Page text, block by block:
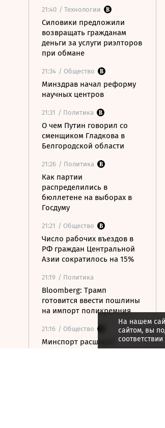
21:40 / Технологии
Силовики предложили
возвращать гражданам
деньги за услуги риэлторов
при обмане
21:34 / Общество
Минздрав начал реформу
научных центров
21:31 / Политика
О чем Путин говорил со
сменщиком Гладкова в
Белгородской области
21:26 / Политика
Как партии
распределились в
бюллетене на выборах в
Госдуму
21:21 / Общество
Число рабочих въездов в
РФ граждан Центральной
Азии сократилось на 15%
21:19 / Политика
Bloomberg: Трамп
готовится ввести пошлины
на импорт поликремния
21:16 / Общество
Минспорт расширит
На нашем
сайтом, вы
соответствии